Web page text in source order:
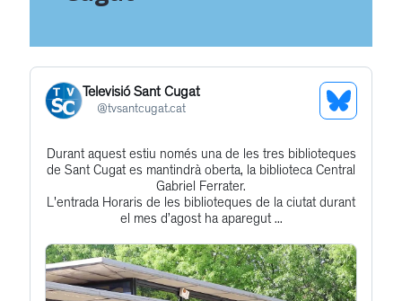
Televisió Sant Cugat
@tvsantcugat.cat
See
Profile
Get
to
this
post
Durant aquest estiu només una de les tres biblioteques
de Sant Cugat es mantindrà oberta, la biblioteca Central
Gabriel Ferrater.
L'entrada Horaris de les biblioteques de la ciutat durant
el mes d’agost ha aparegut ...